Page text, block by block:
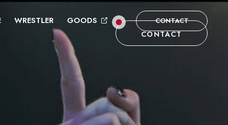
WRESTLER GOODS CONTACT
CONTACT